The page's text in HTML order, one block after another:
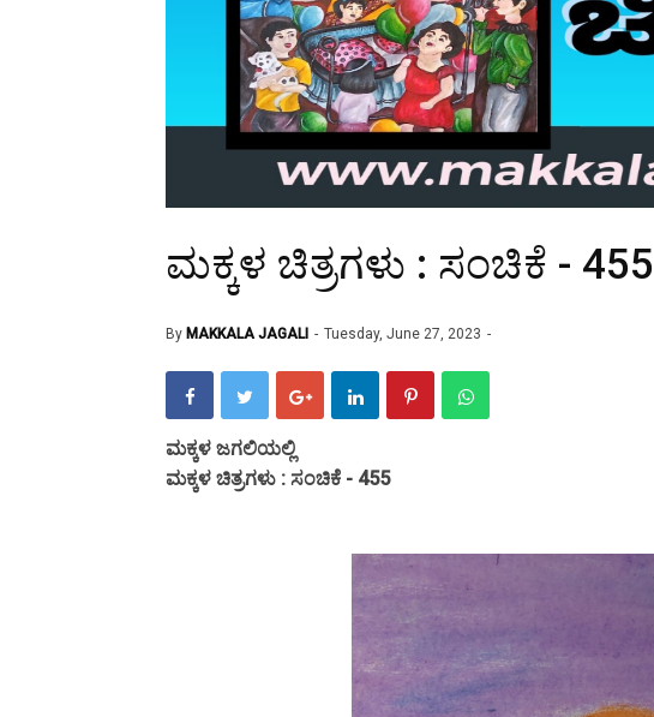
ಮಕ್ಕಳ ಚಿತ್ರಗಳು : ಸಂಚಿಕೆ - 455
By MAKKALA JAGALI Tuesday, June 27, 2023
ಮಕ್ಕಳ ಜಗಲಿಯಲ್ಲಿ
ಮಕ್ಕಳ ಚಿತ್ರಗಳು : ಸಂಚಿಕೆ - 455